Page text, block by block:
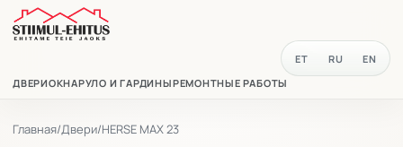
ДВЕРИОКНАРУЛО И ГАРДИНЫРЕМОНТНЫЕ РАБОТЫ
ET RU EN
Главная/Двери/HERSE MAX 23